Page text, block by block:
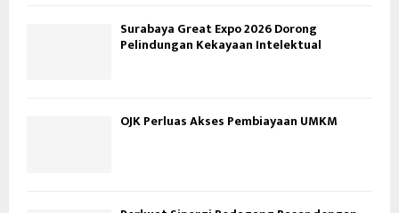
Surabaya Great Expo 2026 Dorong
Pelindungan Kekayaan Intelektual
OJK Perluas Akses Pembiayaan UMKM